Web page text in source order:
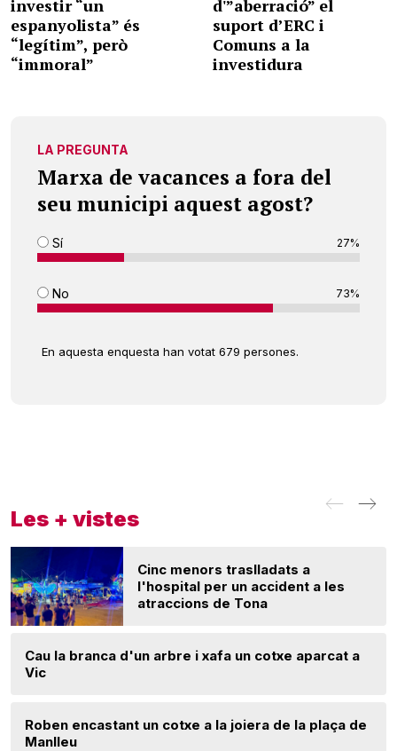
investir “un
espanyolista” és
“legítim”, però
“immoral”
d'”aberració” el
suport d’ERC i
Comuns a la
investidura
LA PREGUNTA
Marxa de vacances a fora del
seu municipi aquest agost?
Sí 27%
No 73%
En aquesta enquesta han votat 679 persones.
Les + vistes
Cinc menors traslladats a
l'hospital per un accident a les
atraccions de Tona
Cau la branca d'un arbre i xafa un cotxe aparcat a
Vic
Roben encastant un cotxe a la joiera de la plaça de
Manlleu